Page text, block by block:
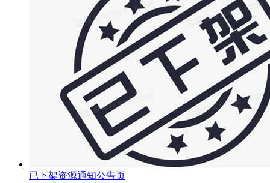
已下架资源通知公告页